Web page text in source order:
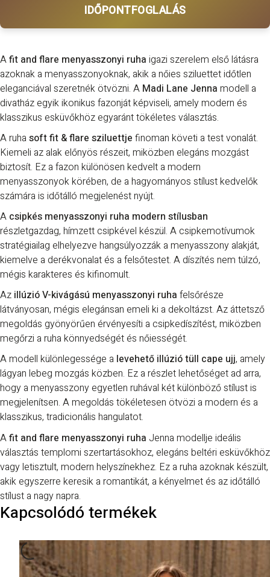
IDŐPONTFOGLALÁS
Afit and flare menyasszonyi ruha igazi szerelem első látásra
azoknak a menyasszonyoknak, akik a nőies sziluettet időtlen
eleganciával szeretnék ötvözni. A Madi Lane Jenna modell a
divatház egyik ikonikus fazonját képviseli, amely modern és
klasszikus esküvőkhöz egyaránt tökéletes választás.
A ruha soft fit & flare sziluettje finoman követi a test vonalát.
Kiemeli az alak előnyös részeit, miközben elegáns mozgást
biztosít. Ez a fazon különösen kedvelt a modern
menyasszonyok körében, de a hagyományos stílust kedvelők
számára is időtálló megjelenést nyújt.
A csipkés menyasszonyi ruha modern stílusban
részletgazdag, hímzett csipkével készül. A csipkemotívumok
stratégiailag elhelyezve hangsúlyozzák a menyasszony alakját,
kiemelve a derékvonalat és a felsőtestet. A díszítés nem túlzó,
mégis karakteres és kifinomult.
Az illúzió V-kivágású menyasszonyi ruha felsőrésze
látványosan, mégis elegánsan emeli ki a dekoltázst. Az áttetsző
megoldás gyönyörűen érvényesíti a csipkedíszítést, miközben
megőrzi a ruha könnyedségét és nőiességét.
A modell különlegessége a levehető illúzió tüll cape ujj, amely
lágyan lebeg mozgás közben. Ez a részlet lehetőséget ad arra,
hogy a menyasszony egyetlen ruhával két különböző stílust is
megjelenítsen. A megoldás tökéletesen ötvözi a modern és a
klasszikus, tradicionális hangulatot.
Afit and flare menyasszonyi ruha Jenna modellje ideális
választás templomi szertartásokhoz, elegáns beltéri esküvőkhöz
vagy letisztult, modern helyszínekhez. Ez a ruha azoknak készült,
akik egyszerre keresik a romantikát, a kényelmet és az időtálló
stílust a nagy napra.
Kapcsolódó termékek